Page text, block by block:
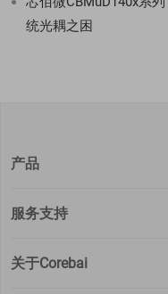
统光耦之困
产品
服务支持
关于Corebai